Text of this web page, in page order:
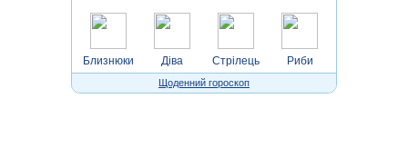
Близнюки Діва Стрілець Риби
Щоденний гороскоп